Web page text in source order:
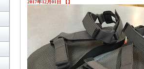
2017年12月01日 【】